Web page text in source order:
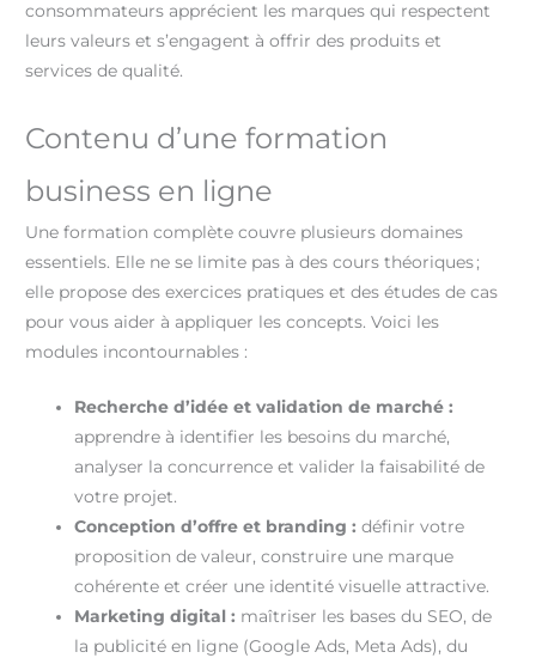
consommateurs apprécient les marques qui respectent
leurs valeurs et s’engagent à offrir des produits et
services de qualité.
Contenu d’une formation
business en ligne
Une formation complète couvre plusieurs domaines
essentiels. Elle ne se limite pas à des cours théoriques ;
elle propose des exercices pratiques et des études de cas
pour vous aider à appliquer les concepts. Voici les
modules incontournables :
Recherche d’idée et validation de marché :
apprendre à identifier les besoins du marché,
analyser la concurrence et valider la faisabilité de
votre projet.
Conception d’offre et branding : définir votre
proposition de valeur, construire une marque
cohérente et créer une identité visuelle attractive.
Marketing digital : maîtriser les bases du SEO, de
la publicité en ligne (Google Ads, Meta Ads), du